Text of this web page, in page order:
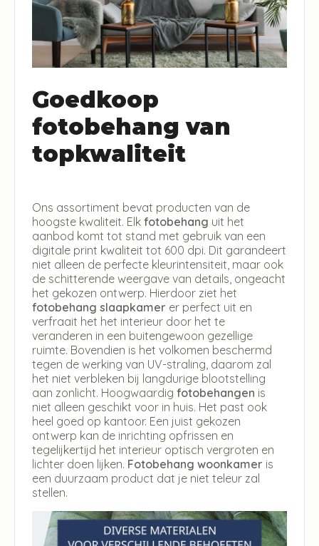
Goedkoop
fotobehang van
topkwaliteit
Ons assortiment bevat producten van de
hoogste kwaliteit. Elk fotobehang uit het
aanbod komt tot stand met gebruik van een
digitale print kwaliteit tot 600 dpi. Dit garandeert
niet alleen de perfecte kleurintensiteit, maar ook
de schitterende weergave van details, ongeacht
het gekozen ontwerp. Hierdoor ziet het
fotobehang slaapkamer er perfect uit en
verfraait het het interieur door het te
veranderen in een buitengewoon gezellige
ruimte. Bovendien is het volkomen beschermd
tegen de werking van UV-straling, daarom zal
het niet verbleken bij langdurige blootstelling
aan zonlicht. Hoogwaardig fotobehangen is
niet alleen geschikt voor in huis. Het past ook
heel goed op kantoor. Een juist gekozen
ontwerp kan de inrichting opfrissen en
tegelijkertijd het interieur optisch vergroten en
lichter doen lijken. Fotobehang woonkamer is
een duurzaam product dat je niet teleur zal
stellen.